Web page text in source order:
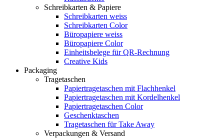
Schreibkarten & Papiere
Schreibkarten weiss
Schreibkarten Color
Büropapiere weiss
Büropapiere Color
Einheitsbelege für QR-Rechnung
Creative Kids
Packaging
Tragetaschen
Papiertragetaschen mit Flachhenkel
Papiertragetaschen mit Kordelhenkel
Papiertragetaschen Color
Geschenktaschen
Tragetaschen für Take Away
Verpackungen & Versand